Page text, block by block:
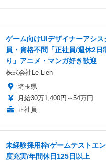
ゲーム向けUIデザイナーアシス
員・資格不問「正社員/週休2日
り」アニメ・マンガ好き歓迎
株式会社Le Lien
埼玉県
月給30万1,400円～54万円
正社員
未経験採用枠/ゲームテストエ
度充実/年間休日125日以上